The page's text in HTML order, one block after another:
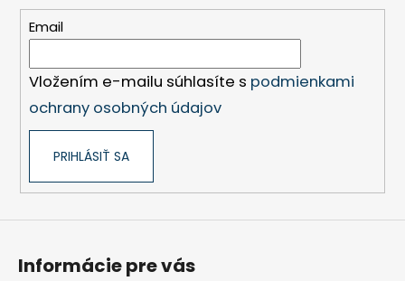
Email
Vložením e-mailu súhlasíte s podmienkami
ochrany osobných údajov
PRIHLÁSIŤ SA
Informácie pre vás